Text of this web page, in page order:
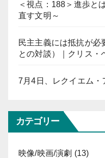
＜視点：188＞進歩と
直す文明～
民主主義には抵抗が必
との対談）｜クリス・
7月4日、レクイエム・
カテゴリー
映像/映画/演劇 (13)